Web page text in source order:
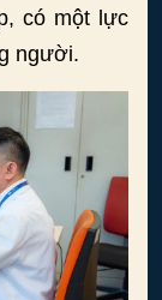
có một lực
người.